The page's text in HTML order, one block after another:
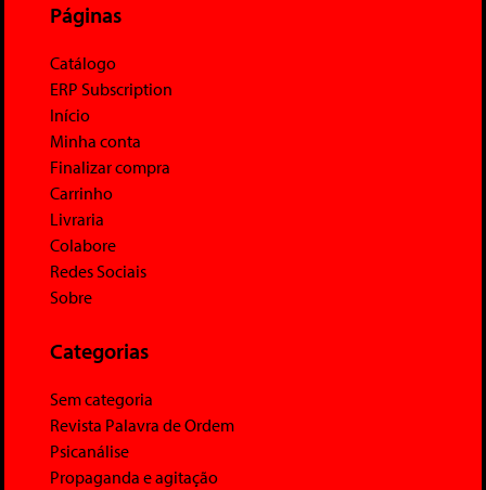
Páginas
Catálogo
ERP Subscription
Início
Minha conta
Finalizar compra
Carrinho
Livraria
Colabore
Redes Sociais
Sobre
Categorias
Sem categoria
Revista Palavra de Ordem
Psicanálise
Propaganda e agitação